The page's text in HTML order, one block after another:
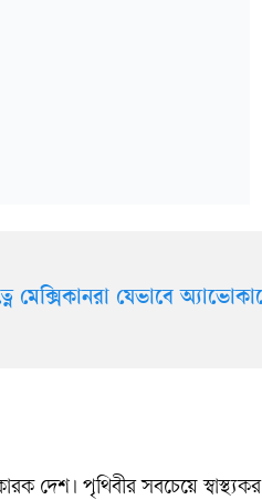
মেক্সিকানরা যেভাবে
দেশ। পৃথিবীর সবচেয়ে